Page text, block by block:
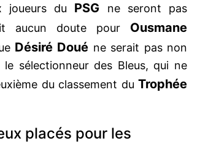
joueurs du PSG
ne seront pas
aucun doute pour Ousmane
Désiré Doué ne serait pas non
sélectionneur des Bleus, qui ne
du classement du Trophée
placés pour les